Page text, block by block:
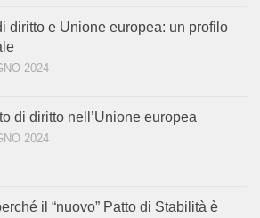
diritto e Unione europea: un profilo
2024
di diritto nell’Unione europea
2024
il “nuovo” Patto di Stabilità è